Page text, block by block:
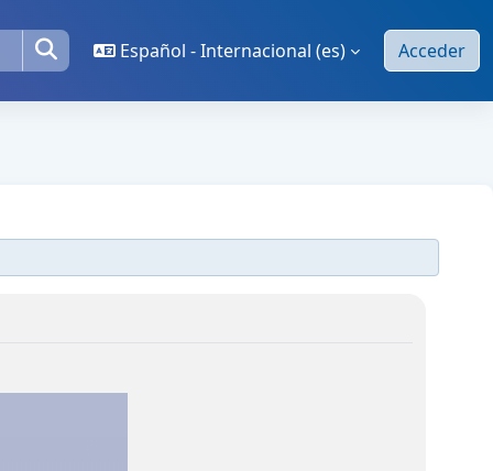
Buscar
Español - Internacional ‎(es)‎ Acceder